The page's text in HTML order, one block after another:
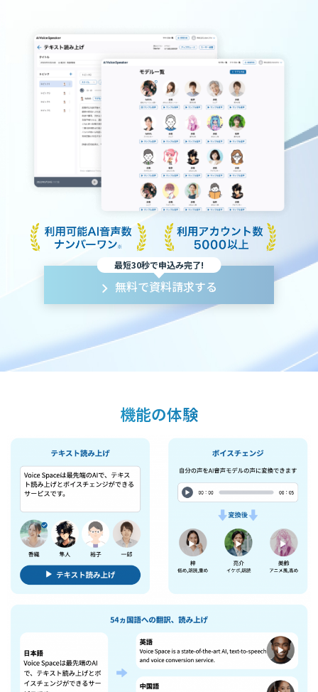
最短30秒で申込み完了!
無料で資料請求する
機能の体験